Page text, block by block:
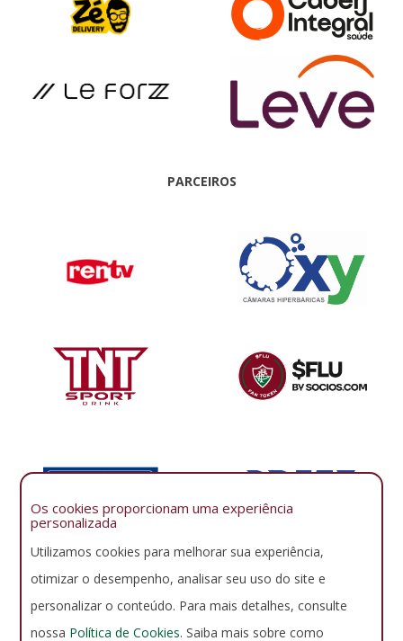
PARCEIROS
Os cookies proporcionam uma experiência
personalizada
Utilizamos cookies para melhorar sua experiência,
otimizar o desempenho, analisar seu uso do site e
personalizar o conteúdo. Para mais detalhes, consulte
nossa Política de Cookies. Saiba mais sobre como